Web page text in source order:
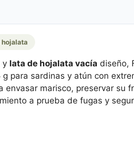
y lata de hojalata vacía diseño,
para sardinas y atún con
envasar marisco, preservar su
a prueba de fugas y